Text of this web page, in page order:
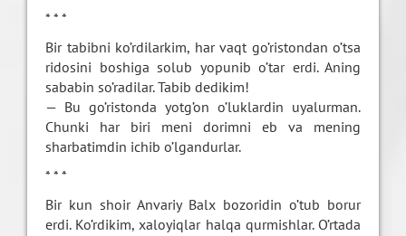
* * *
Bir tabibni ko’rdilarkim, har vaqt go’ristondan o’tsa
ridosini boshiga solub yopunib o’tar erdi. Aning
sababin so’radilar. Tabib dedikim!
— Bu go’ristonda yotg’on o’luklardin uyalurman.
Chunki har biri meni dorimni eb va mening
sharbatimdin ichib o’lgandurlar.
* * *
Bir kun shoir Anvariy Balx bozoridin o’tub borur
erdi. Ko’rdikim, xaloyiqlar halqa qurmishlar. O’rtada